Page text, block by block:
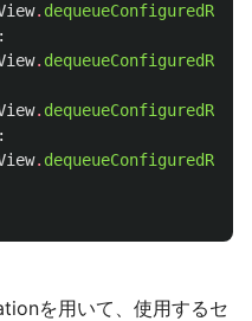
.
:
.
.
:
.
を用いて、使用するセ